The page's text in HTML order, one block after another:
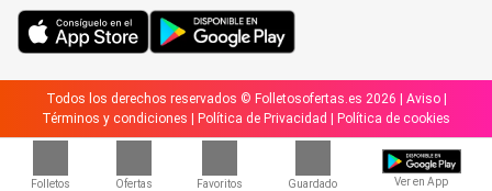
Folletos Ofertas Favoritos Guardado Ver en App
Todos los derechos reservados © Folletosofertas.es 2026 | Aviso|
Términos y condiciones
Política de Privacidad Política de cookies